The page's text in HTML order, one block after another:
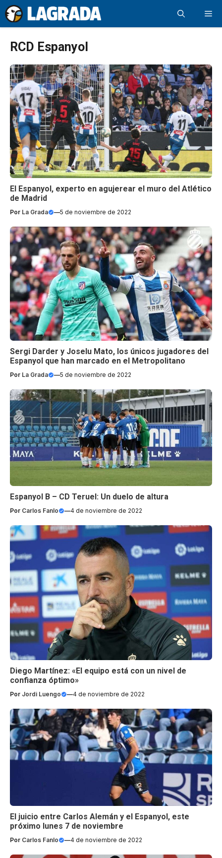
Saltar
al
contenido
RCD Espanyol
El Espanyol, experto en agujerear el muro del Atlético
de Madrid
Por La Grada —5 de noviembre de 2022
Sergi Darder y Joselu Mato, los únicos jugadores del
Espanyol que han marcado en el Metropolitano
Por La Grada —5 de noviembre de 2022
Espanyol B – CD Teruel: Un duelo de altura
Por Carlos Fanlo —4 de noviembre de 2022
Diego Martínez: «El equipo está con un nivel de
confianza óptimo»
Por Jordi Luengo —4 de noviembre de 2022
El juicio entre Carlos Alemán y el Espanyol, este
próximo lunes 7 de noviembre
Por Carlos Fanlo —4 de noviembre de 2022